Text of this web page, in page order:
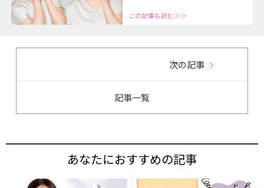
この記事も読む＞＞
次の記事
記事一覧
あなたにおすすめの記事